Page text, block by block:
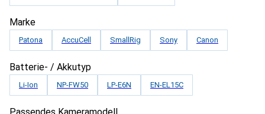
Marke
Patona AccuCell SmallRig Sony Canon
Batterie- / Akkutyp
Li-Ion NP-FW50 LP-E6N EN-EL15C